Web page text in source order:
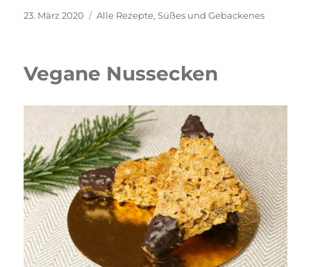
Veröffentlicht
23. März 2020 Kategorien
Alle Rezepte,Süßes und Gebackenes
Vegane Nussecken